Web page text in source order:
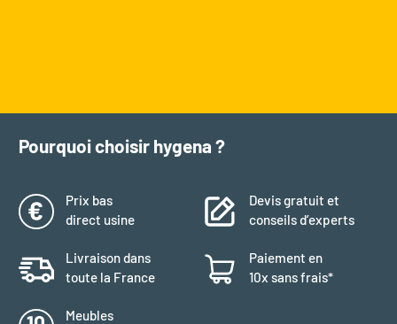
Pourquoi choisir hygena ?
Prix bas
direct usine
Devis gratuit et
conseils d’experts
Livraison dans
toute la France
Paiement en
10x sans frais*
Meubles